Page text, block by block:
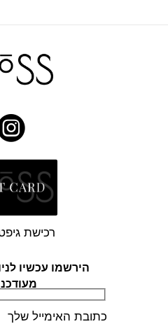
הירשמו עכשיו
רכישת